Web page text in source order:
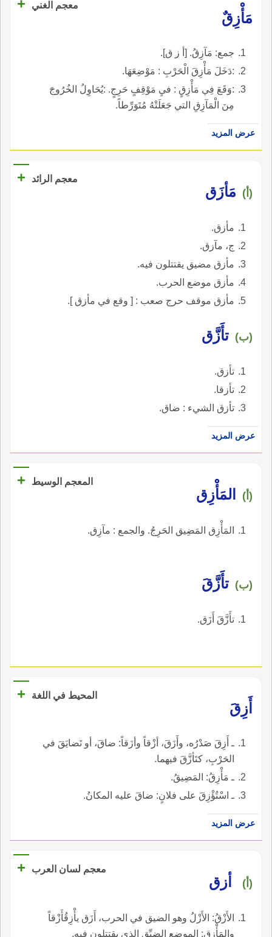
معجم الغني
مَأْزِقٌ
جمع: مَآزِقُ. [أ ز ق].
:دَخَلَ مَأْزِقَ الْحَرْبِ : مَوْضِعَهَا.
:وَقَعَ فِي مَأْزِقٍ : فيِ مَوْقِفٍ حَرِجٍ. :يُحَاوِلُ الخُرُوجَ
مِنَ الْمَآزِقِ التي جَعَلَتْهُ مُتَوَرِّطاً.
عرض المزيد
معجم الرائد +
(أ) مَأزَق
مأزق.
ج، مآزق.
مأزق مضيق يقتتلون فيه.
مأزق موضع الحرب.
مأزق موقف حرج صعب : [ وقع في مأزق ].
(ب) تأَزَّق
تأزق.
تأزقا.
تأزق الشيء : ضاق.
عرض المزيد
المعجم الوسيط +
(أ) المَأْزِق
المَأْزِق المَضِيق الحَرِجُ. والجمع : مآزِق.
(ب) تأَزَّقَ
تأَزَّقَ أَزَق.
المحيط في اللغة
+
أَزِقَ
ـ أَزِقَ صَدْرُه، وأَزَقَ، أزْقاً وأزَقاً: ضاقَ، أو تَضايَقَ في
الحَرْبِ، كتَأزَّقَ فيهما.
ـ مَأْزِقُ: المَضِيقُ.
ـ اسْتُؤْزِقَ على فلانٍ: ضاقَ عليه المكانُ.
عرض المزيد
معجم لسان العرب +
(أ) أزق
الأَزْقُ: الأَزْلُ وهو الضيق في الحرب، أَزَق يأْزِقُأَزْقاً
والمَأْزِق: الموضع الضيِّق الذي يقتتلون فيه.